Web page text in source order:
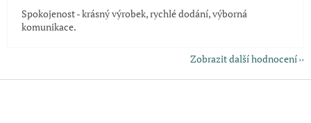
Spokojenost - krásný výrobek, rychlé dodání, výborná
komunikace.
Zobrazit další hodnocení
Z